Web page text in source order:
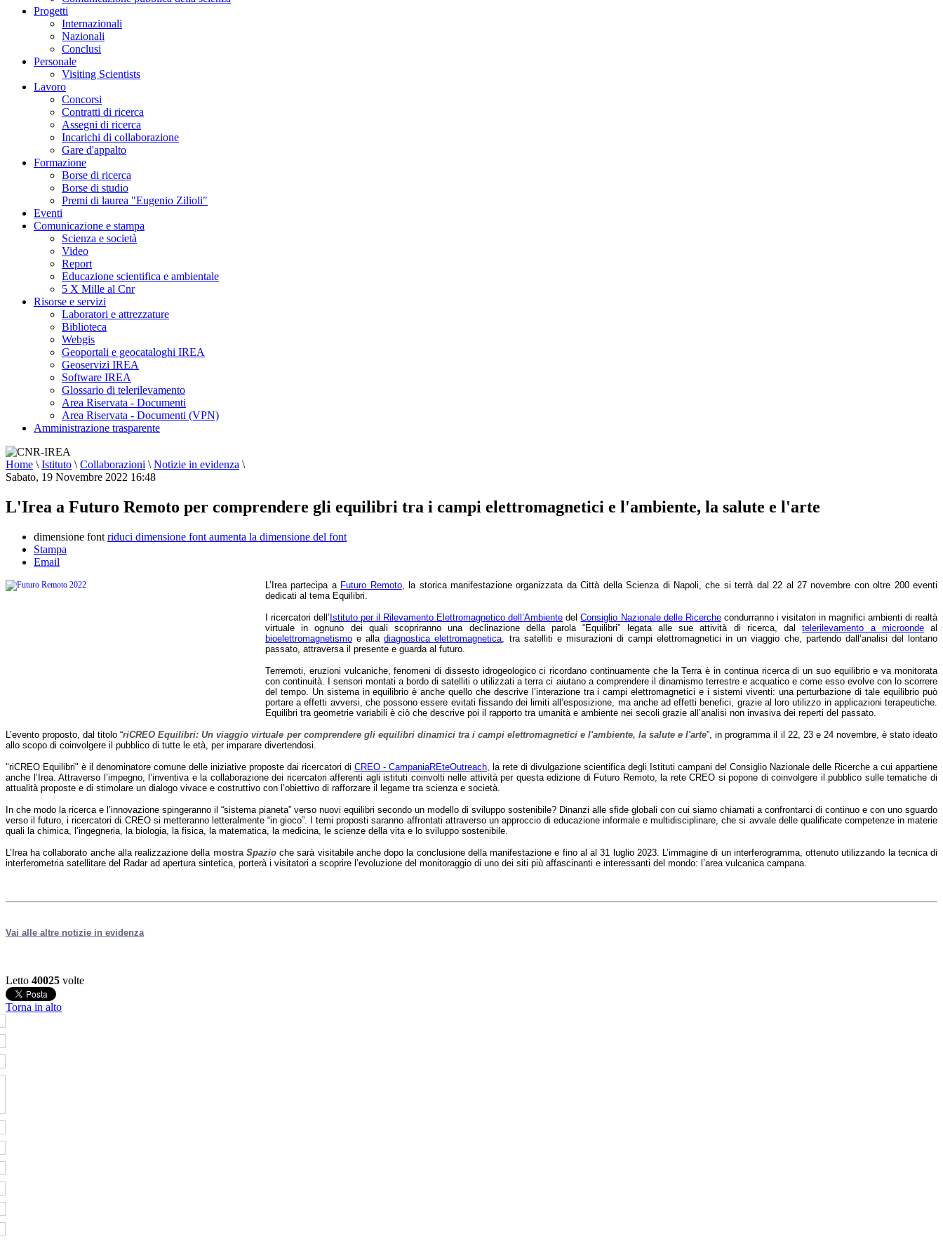
Progetti
Internazionali
Nazionali
Conclusi
Personale
Visiting Scientists
Lavoro
Concorsi
Contratti di ricerca
Assegni di ricerca
Incarichi di collaborazione
Gare d'appalto
Formazione
Borse di ricerca
Borse di studio
Premi di laurea "Eugenio Zilioli"
Eventi
Comunicazione e stampa
Scienza e società
Video
Report
Educazione scientifica e ambientale
5 X Mille al Cnr
Risorse e servizi
Laboratori e attrezzature
Biblioteca
Webgis
Geoportali e geocataloghi IREA
Geoservizi IREA
Software IREA
Glossario di telerilevamento
Area Riservata - Documenti
Area Riservata - Documenti (VPN)
Amministrazione trasparente
Home \ Istituto \ Collaborazioni \ Notizie in evidenza \
Sabato, 19 Novembre 2022 16:48
L'Irea a Futuro Remoto per comprendere gli equilibri tra i campi elettromagnetici e l'ambiente, la salute e l'arte
dimensione font riduci dimensione font aumenta la dimensione del font
Stampa
Email
L’Irea partecipa a Futuro Remoto,
la storica manifestazione organizzata da Città della Scienza di Napoli, che si terrà dal 22 al 27 novembre con oltre 200 eventi
dedicati al tema Equilibri.
I ricercatori dell’ Istituto per il Rilevamento Elettromagnetico dell’Ambiente delConsiglio Nazionale delle Ricerche condurranno i visitatori in magnifici ambienti di realtà
virtuale in ognuno dei quali scopriranno una declinazione della parola “Equilibri” legata alle sue attività di ricerca, dal
telerilevamento a microonde
al
bioelettromagnetismo e alla diagnostica elettromagnetica
tra satelliti e misurazioni di campi elettromagnetici in un viaggio che, partendo dall’analisi del lontano
passato, attraversa il presente e guarda al futuro.
Terremoti, eruzioni vulcaniche, fenomeni di dissesto idrogeologico ci ricordano continuamente che la Terra è in continua ricerca di un suo equilibrio e va monitorata
con continuità. I sensori montati a bordo di satelliti o utilizzati a terra ci aiutano a comprendere il dinamismo terrestre e acquatico e come esso evolve con lo scorrere
del tempo. Un sistema in equilibrio è anche quello che descrive l’interazione tra i campi elettromagnetici e i sistemi viventi: una perturbazione di tale equilibrio può
portare a effetti avversi, che possono essere evitati fissando dei limiti all’esposizione, ma anche ad effetti benefici, grazie al loro utilizzo in applicazioni terapeutiche.
Equilibri tra geometrie variabili è ciò che descrive poi il rapporto tra umanità e ambiente nei secoli grazie all’analisi non invasiva dei reperti del passato.
L’evento proposto, dal titolo “riCREO Equilibri: Un viaggio virtuale per comprendere gli equilibri dinamici tra i campi elettromagnetici e l'ambiente, la salute e l'arte”, in programma il il 22, 23 e 24 novembre, è stato ideato
allo scopo di coinvolgere il pubblico di tutte le età, per imparare divertendosi.
"riCREO Equilibri" è il denominatore comune delle iniziative proposte dai ricercatori di CREO - CampaniaREteOutreach
la rete di divulgazione scientifica degli Istituti campani del Consiglio Nazionale delle Ricerche a cui appartiene
anche l’Irea. Attraverso l’impegno, l’inventiva e la collaborazione dei ricercatori afferenti agli istituti coinvolti nelle attività per questa edizione di Futuro Remoto, la rete CREO si popone di coinvolgere il pubblico sulle tematiche di
attualità proposte e di stimolare un dialogo vivace e costruttivo con l’obiettivo di rafforzare il legame tra scienza e società.
In che modo la ricerca e l’innovazione spingeranno il “sistema pianeta” verso nuovi equilibri secondo un modello di sviluppo sostenibile? Dinanzi alle sfide globali con cui siamo chiamati a confrontarci di continuo e con uno sguardo
verso il futuro, i ricercatori di CREO si metteranno letteralmente “in gioco”. I temi proposti saranno affrontati attraverso un approccio di educazione informale e multidisciplinare, che si avvale delle qualificate competenze in materie
quali la chimica, l’ingegneria, la biologia, la fisica, la matematica, la medicina, le scienze della vita e lo sviluppo sostenibile.
L’Irea ha collaborato anche alla realizzazione della mostra Spazio che sarà visitabile anche dopo la conclusione della manifestazione e fino al al 31 luglio 2023. L’immagine di un interferogramma, ottenuto utilizzando la tecnica di
interferometria satellitare del Radar ad apertura sintetica, porterà i visitatori a scoprire l’evoluzione del monitoraggio di uno dei siti più affascinanti e interessanti del mondo: l’area vulcanica campana.
Vai alle altre notizie in evidenza
Letto 40025 volte
Torna in alto